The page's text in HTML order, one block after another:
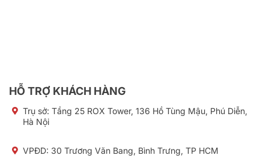
CHÍNH SÁCH
Hình thức thanh toán
Chính sách bảo hành